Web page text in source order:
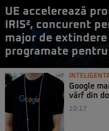
UE accelerează
IRIS², concurent
major de
programate pentru
Google
vârf din
10:17